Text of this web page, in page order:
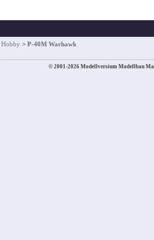
Hobby > P-40M Warhawk
© 2001-2026 Modellversium Modellbau